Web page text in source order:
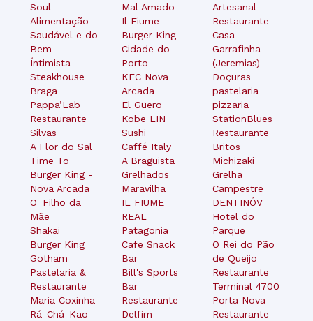
Soul -
Alimentação
Saudável e do
Bem
Íntimista
Steakhouse
Braga
Pappa’Lab
Restaurante
Silvas
A Flor do Sal
Time To
Burger King -
Nova Arcada
O_Filho da
Mãe
Shakai
Burger King
Gotham
Pastelaria &
Restaurante
Maria Coxinha
Rá-Chá-Kao
Mal Amado
Il Fiume
Burger King -
Cidade do
Porto
KFC Nova
Arcada
El Güero
Kobe LIN
Sushi
Caffé Italy
A Braguista
Grelhados
Maravilha
IL FIUME
REAL
Patagonia
Cafe Snack
Bar
Bill's Sports
Bar
Restaurante
Delfim
Artesanal
Restaurante
Casa
Garrafinha
(Jeremias)
Doçuras
pastelaria
pizzaria
StationBlues
Restaurante
Britos
Michizaki
Grelha
Campestre
DENTINÓV
Hotel do
Parque
O Rei do Pão
de Queijo
Restaurante
Terminal 4700
Porta Nova
Restaurante